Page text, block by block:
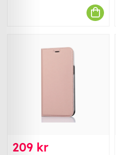
209 kr